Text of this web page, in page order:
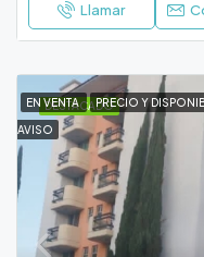
Llamar
DESTACADO
EN VENTA PRECIO Y
AVISO